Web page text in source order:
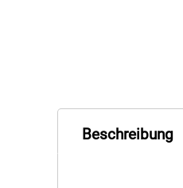
Beschreibung